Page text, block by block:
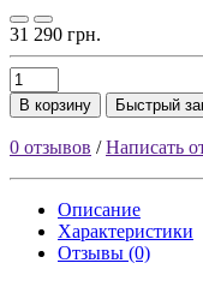
31 290 грн.
В корзину Быстрый
0 отзывов /Написать
Описание
Характеристики
Отзывы (0)